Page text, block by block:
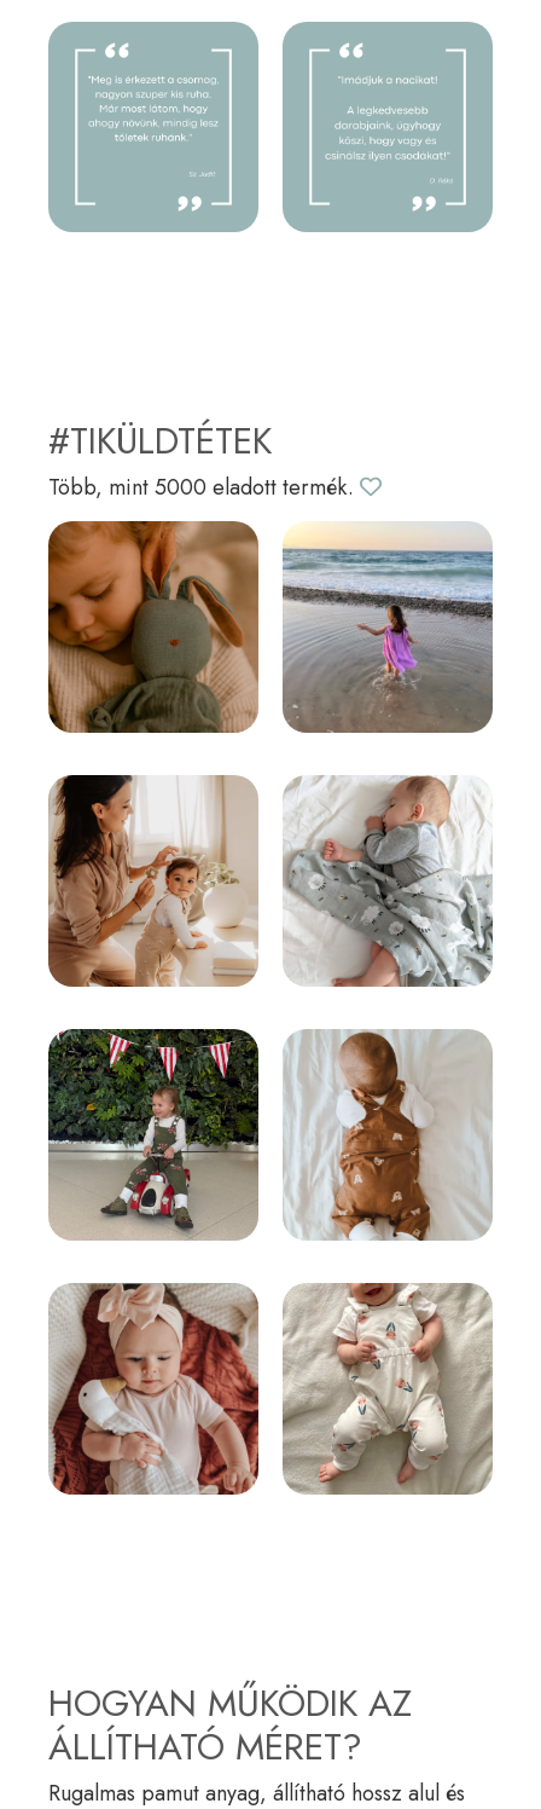
#TIKÜLDTÉTEK
Több, mint 5000 eladott termék.
HOGYAN MŰKÖDIK AZ
ÁLLÍTHATÓ MÉRET?
Rugalmas pamut anyag, állítható hossz alul és